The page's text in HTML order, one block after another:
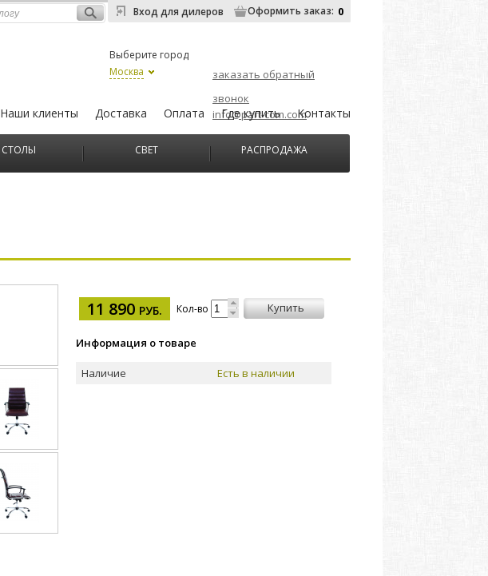
Вход для дилеров Оформить заказ: 0
Выберите город
Москва
заказать обратный
звонок
info@part-com.com
Наши клиенты Доставка Оплата Где купить Контакты
СТОЛЫ СВЕТ РАСПРОДАЖА
11 890 РУБ. Кол-во купить
Информация о товаре
Наличие Есть в наличии